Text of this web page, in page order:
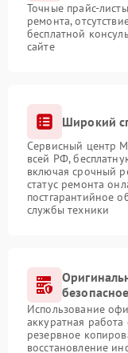
Точные прайс-
ремонта,
бесплатной
сайте
Широкий
Сервисный центр
всей РФ,
включая срочный
статус ремонта
постгарантийное
службы техники
Использование
аккуратная
резервное
восстановление